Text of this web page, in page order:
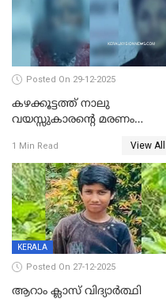
Posted On 29-12-2025
കഴക്കൂട്ടത്ത് നാലു
വയസ്സുകാരന്റെ മരണം
സുഹൃത്തും പൊലീസ്
കസ്റ്റഡിയിൽ
1 Min Read View All
KERALA
Posted On 27-12-2025
ആറാം ക്ലാസ് വിദ്യാർത്ഥി